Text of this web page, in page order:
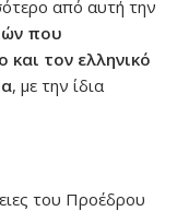
από αυτή την
που
τον ελληνικό
, με την ίδια
του Προέδρου